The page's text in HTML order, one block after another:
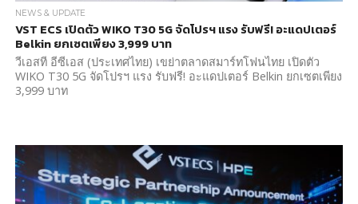
NEWS & UPDATE
VST ECS เปิดตัว WIKO T30 5G จัดโปรฯ แรง รับฟรี! อะแดปเตอร์
Belkin ยกเซตเพียง 3,999 บาท
วีเอสที อีซีเอส (ประเทศไทย) เขย่าตลาดสมาร์ทโฟนไทย เปิดตัว
WIKO T30 5G จัดโปรฯ แรง รับฟรี! อะแดปเตอร์ Belkin ยกเซตเพียง
3,999 บาท